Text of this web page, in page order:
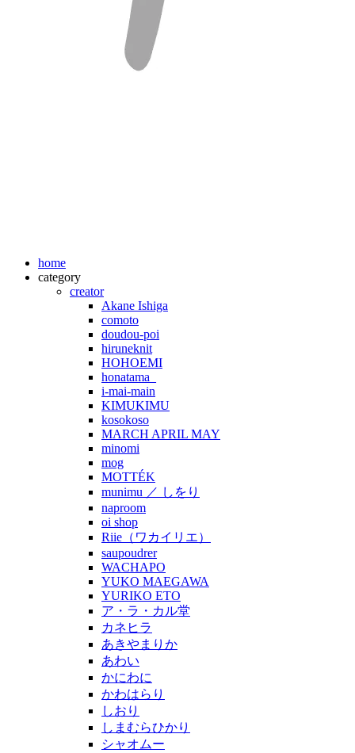
home
category
creator
Akane Ishiga
comoto
doudou-poi
hiruneknit
HOHOEMI
honatama_
i-mai-main
KIMUKIMU
kosokoso
MARCH APRIL MAY
minomi
mog
MOTTÉK
munimu ／ しをり
naproom
oi shop
Riie（ワカイリエ）
saupoudrer
WACHAPO
YUKO MAEGAWA
YURIKO ETO
ア・ラ・カル堂
カネヒラ
あきやまりか
あわい
かにわに
かわはらり
しおり
しまむらひかり
シャオムー